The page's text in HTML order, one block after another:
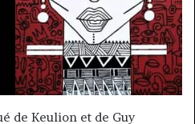
de Keulion et de Guy